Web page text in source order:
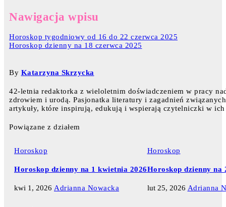
Nawigacja wpisu
Horoskop tygodniowy od 16 do 22 czerwca 2025
Horoskop dzienny na 18 czerwca 2025
By Katarzyna Skrzycka
42-letnia redaktorka z wieloletnim doświadczeniem w pracy
zdrowiem i urodą. Pasjonatka literatury i zagadnień
artykuły, które inspirują, edukują i wspierają czytelniczki w
Powiązane z działem
Horoskop
Horoskop dzienny na 1 kwietnia 2026
kwi 1, 2026 Adrianna Nowacka
Horoskop
Horoskop dzienny na
lut 25, 2026 Adrianna